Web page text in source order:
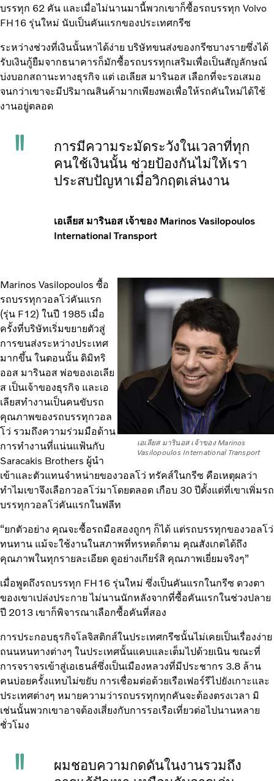
บรรทุก 62 คัน และเมื่อไม่นานมานี้พวกเขาก็ซื้อรถบรรทุก Volvo
FH16 รุ่นใหม่ นับเป็นคันแรกของประเทศกรีซ
ระหว่างช่วงที่เงินนั้นหาได้ง่าย บริษัทขนส่งของกรีซบางรายซึ่งได้
รับเงินกู้ยืมจากธนาคารก็มักซื้อรถบรรทุกเสริมเพื่อเป็นสัญลักษณ์
บ่งบอกสถานะทางธุรกิจ แต่ เอเลียส มารินอส เลือกที่จะรอเสมอ
จนกว่าเขาจะมีปริมาณสินค้ามากเพียงพอเพื่อให้รถคันใหม่ได้ใช้
งานอยู่ตลอด
การมีความระมัดระวังในเวลาที่ทุก
คนใช้เงินนั้น ช่วยป้องกันไม่ให้เรา
ประสบปัญหาเมื่อวิกฤตเล่นงาน
เอเลียส มารินอส เจ้าของ Marinos Vasilopoulos
International Transport
เอเลียส มารินอส เจ้าของ Marinos
Vasilopoulos International Transport
Marinos Vasilopoulos ซื้อ
รถบรรทุกวอลโว่คันแรก
(รุ่น F12) ในปี 1985 เมื่อ
ครั้งที่บริษัทเริ่มขยายตัวสู่
การขนส่งระหว่างประเทศ
มากขึ้น ในตอนนั้น ดิมิทริ
ออส มารินอส พ่อของเอเลีย
ส เป็นเจ้าของธุรกิจ และเอ
เลียสทำงานเป็นคนขับรถ
คุณภาพของรถบรรทุกวอล
โว่ รวมถึงความร่วมมือด้าน
การทำงานที่แน่นแฟ้นกับ
Saracakis Brothers ผู้นำ
เข้าและตัวแทนจำหน่ายของวอลโว่ ทรัคส์ในกรีซ คือเหตุผลว่า
ทำไมเขาจึงเลือกวอลโว่มาโดยตลอด เกือบ 30 ปีตั้งแต่ที่เขาเพิ่มรถ
บรรทุกวอลโว่คันแรกในฟลีท
“ยกตัวอย่าง คุณจะซื้อรถมือสองถูกๆ ก็ได้ แต่รถบรรทุกของวอลโว่
ทนทาน แม้จะใช้งานในสภาพที่ทรหดก็ตาม คุณสังเกตได้ถึง
คุณภาพในทุกรายละเอียด ดูอย่างเกียร์สิ คุณภาพเยี่ยมจริงๆ”
เมื่อพูดถึงรถบรรทุก FH16 รุ่นใหม่ ซึ่งเป็นคันแรกในกรีซ ดวงตา
ของเขาเปล่งประกาย ไม่นานนักหลังจากที่ซื้อคันแรกในช่วงปลาย
ปี 2013 เขาก็พิจารณาเลือกซื้อคันที่สอง
การประกอบธุรกิจโลจิสติกส์ในประเทศกรีซนั้นไม่เคยเป็นเรื่องง่าย
ถนนหนทางต่างๆ ในประเทศนั้นแคบและเต็มไปด้วยเนิน ขณะที่
การจราจรเข้าสู่เอเธนส์ซึ่งเป็นเมืองหลวงที่มีประชากร 3.8 ล้าน
คนบ่อยครั้งแทบไม่ขยับ การเชื่อมต่อด้วยเรือเฟอร์รีไปยังเกาะและ
ประเทศต่างๆ หมายความว่ารถบรรทุกทุกคันจะต้องตรงเวลา มิ
เช่นนั้นพวกเขาอาจต้องเสี่ยงกับการรอเรือเที่ยวต่อไปนานหลาย
ชั่วโมง
ผมชอบความกดดันในงานรวมถึง